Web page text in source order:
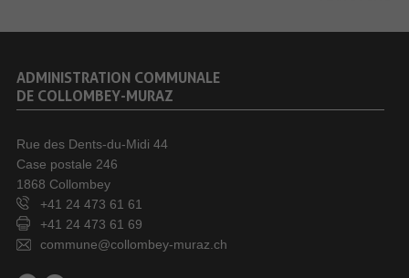
ADMINISTRATION COMMUNALE
DE COLLOMBEY-MURAZ
Rue des Dents-du-Midi 44
Case postale 246
1868 Collombey
+41 24 473 61 61
+41 24 473 61 69
commune@collombey-muraz.ch